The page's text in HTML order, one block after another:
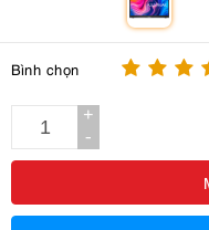
Bình chọn
+
-